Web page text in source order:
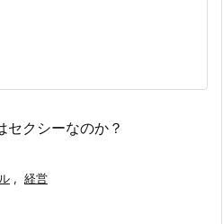
セクシーなのか？
, 経営